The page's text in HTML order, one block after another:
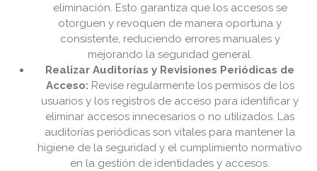
eliminación. Esto garantiza que los accesos se
otorguen y revoquen de manera oportuna y
consistente, reduciendo errores manuales y
mejorando la seguridad general.
Realizar Auditorías y Revisiones Periódicas de
Acceso: Revise regularmente los permisos de los
usuarios y los registros de acceso para identificar y
eliminar accesos innecesarios o no utilizados. Las
auditorías periódicas son vitales para mantener la
higiene de la seguridad y el cumplimiento normativo
en la gestión de identidades y accesos.